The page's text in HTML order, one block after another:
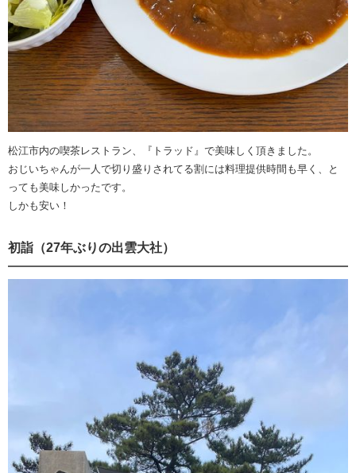
松江市内の喫茶レストラン、『トラッド』で美味しく頂きました。
おじいちゃんが一人で切り盛りされてる割には料理提供時間も早く、と
っても美味しかったです。
しかも安い！
初詣（27年ぶりの出雲大社）